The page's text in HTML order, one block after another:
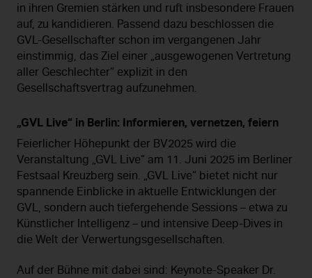
in ihren Gremien stärken und ruft insbesondere Frauen
auf, zu kandidieren. Passend dazu beschlossen die
GVL-Gesellschafter schon im vergangenen Jahr
einstimmig, das Ziel einer „ausgewogenen Vertretung
aller Geschlechter“ explizit in den
Gesellschaftsvertrag aufzunehmen.
„GVL Live“ in Berlin: Informieren, vernetzen, feiern
Feierlicher Höhepunkt der BV2025 wird die
Veranstaltung „GVL Live“ am 11. Juni 2025 im Berliner
Festsaal Kreuzberg sein. „GVL Live“ bietet nicht nur
spannende Einblicke in aktuelle Entwicklungen der
GVL, sondern auch tiefergehende Sessions – etwa zu
Künstlicher Intelligenz – und intensive Deep-Dives in
die Welt der Verwertungsgesellschaften.
Auf der Bühne mit dabei sind: Keynote-Speaker Dr.